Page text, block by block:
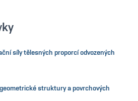
síly tělesných proporcí odvozených
struktury a povrchových